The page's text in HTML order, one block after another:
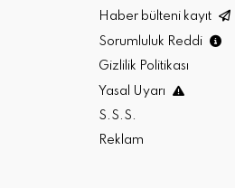
Haber bülteni kayıt
Sorumluluk Reddi
Gizlilik Politikası
Yasal Uyarı
S.S.S.
Reklam